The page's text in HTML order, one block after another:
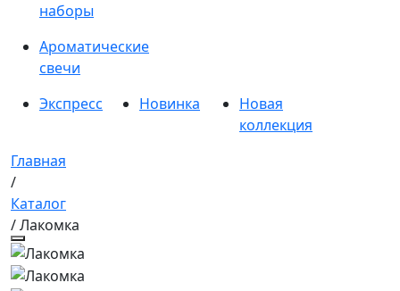
наборы
Ароматические
свечи
Экспресс
Новинка
Новая
коллекция
Главная
/
Каталог
/ Лакомка